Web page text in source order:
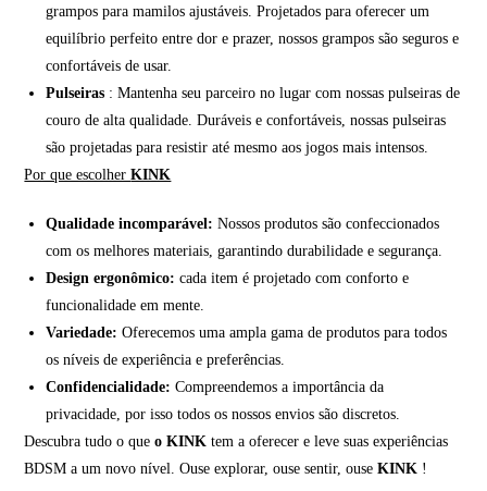
grampos para mamilos ajustáveis. Projetados para oferecer um
equilíbrio perfeito entre dor e prazer, nossos grampos são seguros e
confortáveis de usar.
Pulseiras : Mantenha seu parceiro no lugar com nossas pulseiras de
couro de alta qualidade. Duráveis e confortáveis, nossas pulseiras
são projetadas para resistir até mesmo aos jogos mais intensos.
Por que escolherKINK
Qualidade incomparável: Nossos produtos são confeccionados
com os melhores materiais, garantindo durabilidade e segurança.
Design ergonômico: cada item é projetado com conforto e
funcionalidade em mente.
Variedade: Oferecemos uma ampla gama de produtos para todos
os níveis de experiência e preferências.
Confidencialidade: Compreendemos a importância da
privacidade, por isso todos os nossos envios são discretos.
Descubra tudo o queo KINK tem a oferecer e leve suas experiências
BDSM a um novo nível. Ouse explorar, ouse sentir, ouseKINK !